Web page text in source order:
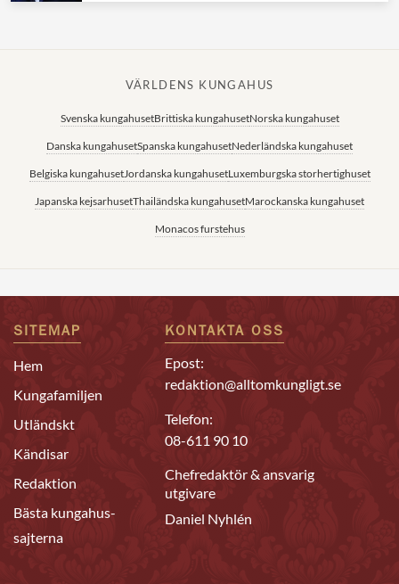
VÄRLDENS KUNGAHUS
Svenska kungahusetBrittiska kungahusetNorska kungahuset
Danska kungahusetSpanska kungahusetNederländska kungahuset
Belgiska kungahusetJordanska kungahusetLuxemburgska storhertighuset
Japanska kejsarhusetThailändska kungahusetMarockanska kungahuset
Monacos furstehus
SITEMAP
Hem
Kungafamiljen
Utländskt
Kändisar
Redaktion
Bästa kungahus-
sajterna
KONTAKTA OSS
Epost:
redaktion@alltomkungligt.se
Telefon:
08-611 90 10
Chefredaktör & ansvarig
utgivare
Daniel Nyhlén